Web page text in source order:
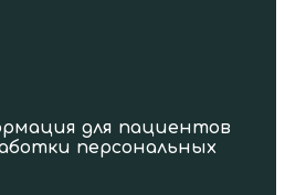
для пациентов
персональных